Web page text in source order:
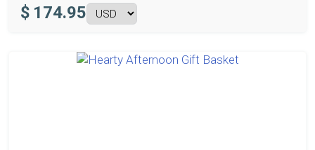
$ 174.95